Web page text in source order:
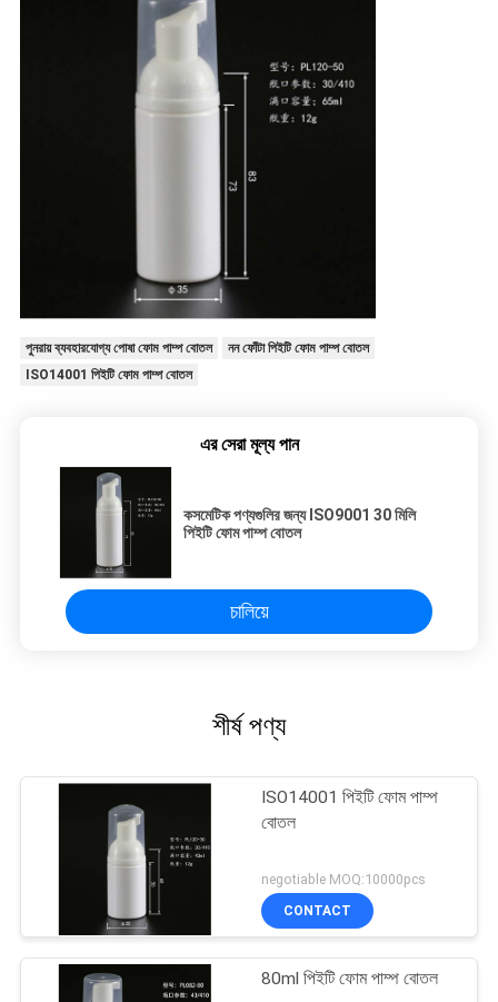
পুনরায় ব্যবহারযোগ্য পোষা ফোম পাম্প বোতল
নন ফোঁটা পিইটি ফোম পাম্প বোতল
ISO14001 পিইটি ফোম পাম্প বোতল
এর সেরা মূল্য পান
কসমেটিক পণ্যগুলির জন্য ISO9001 30 মিলি
পিইটি ফোম পাম্প বোতল
চালিয়ে
শীর্ষ পণ্য
ISO14001 পিইটি ফোম পাম্প
বোতল
negotiable MOQ:10000pcs
CONTACT
80ml পিইটি ফোম পাম্প বোতল